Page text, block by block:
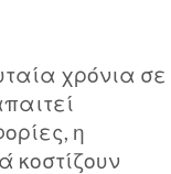
χρόνια σε
η
κοστίζουν